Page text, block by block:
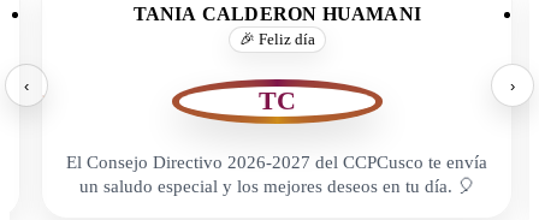
‹
TANIA CALDERON HUAMANI
🎉 Feliz día
TC
El Consejo Directivo 2026-2027 del CCPCusco te envía
un saludo especial y los mejores deseos en tu día. 🎈
›